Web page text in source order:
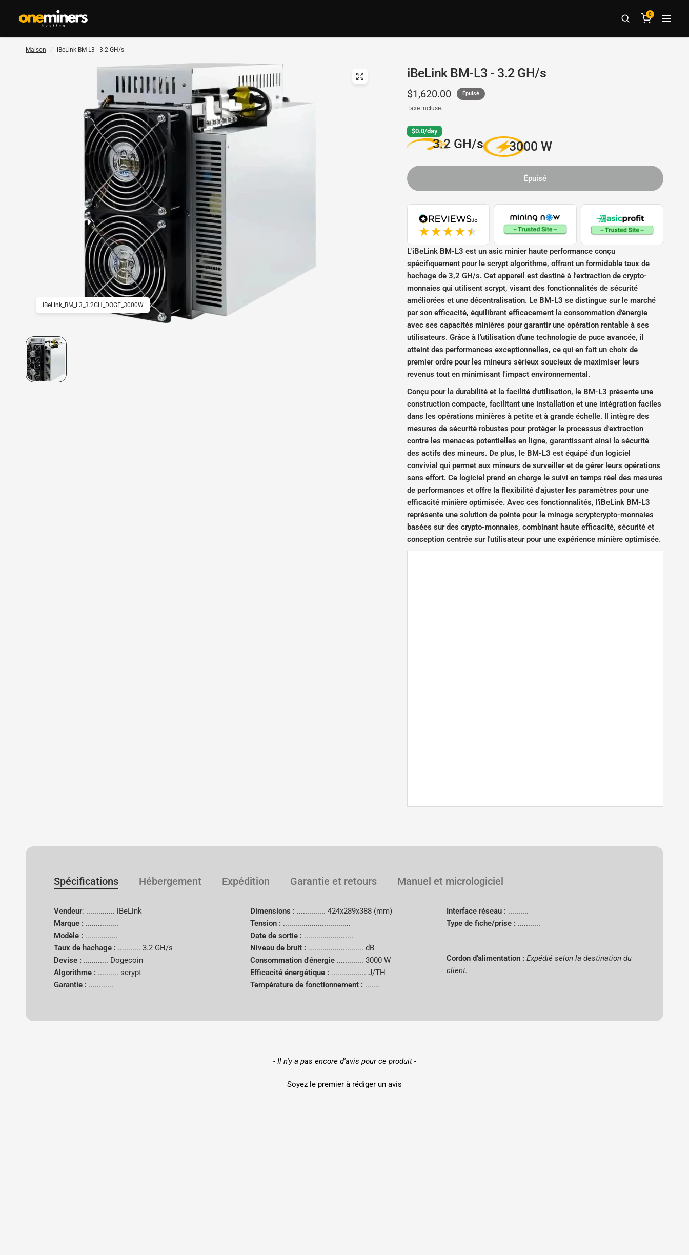
0
Maison / iBeLink BM-L3 - 3.2 GH/s
iBeLink_BM_L3_3.2GH_DOGE_3000W
iBeLink BM-L3 - 3.2 GH/s
$1,620.00 Épuisé
Taxe incluse.
$0.0/day
3.2 GH/s 3000 W
Épuisé
L'iBeLink BM-L3 est un asic minier haute performance conçu
spécifiquement pour le scrypt algorithme, offrant un formidable taux de
hachage de 3,2 GH/s. Cet appareil est destiné à l'extraction de crypto-
monnaies qui utilisent scrypt, visant des fonctionnalités de sécurité
améliorées et une décentralisation. Le BM-L3 se distingue sur le marché
par son efficacité, équilibrant efficacement la consommation d'énergie
avec ses capacités minières pour garantir une opération rentable à ses
utilisateurs. Grâce à l'utilisation d'une technologie de puce avancée, il
atteint des performances exceptionnelles, ce qui en fait un choix de
premier ordre pour les mineurs sérieux soucieux de maximiser leurs
revenus tout en minimisant l'impact environnemental.
Conçu pour la durabilité et la facilité d'utilisation, le BM-L3 présente une
construction compacte, facilitant une installation et une intégration faciles
dans les opérations minières à petite et à grande échelle. Il intègre des
mesures de sécurité robustes pour protéger le processus d'extraction
contre les menaces potentielles en ligne, garantissant ainsi la sécurité
des actifs des mineurs. De plus, le BM-L3 est équipé d'un logiciel
convivial qui permet aux mineurs de surveiller et de gérer leurs opérations
sans effort. Ce logiciel prend en charge le suivi en temps réel des mesures
de performances et offre la flexibilité d'ajuster les paramètres pour une
efficacité minière optimisée. Avec ces fonctionnalités, l'iBeLink BM-L3
représente une solution de pointe pour le minage scryptcrypto-monnaies
basées sur des crypto-monnaies, combinant haute efficacité, sécurité et
conception centrée sur l'utilisateur pour une expérience minière optimisée.
Spécifications Hébergement Expédition Garantie et retours Manuel et micrologiciel
Vendeur: .............. iBeLink
Marque : ................
Modèle : ................
Taux de hachage : ...........3.2 GH/s
Devise : ............ Dogecoin
Algorithme : ..........scrypt
Garantie : ............
Dimensions : .............. 424x289x388 (mm)
Tension : .................................
Date de sortie : ........................
Niveau de bruit :
........................... dB
Consommation d'énergie ............. 3000 W
Efficacité énergétique : ................. J/TH
Température de fonctionnement : .......
Interface réseau : ..........
Type de fiche/prise : ...........
Cordon d'alimentation : Expédié selon la destination du
client.
- Il n'y a pas encore d'avis pour ce produit -
Soyez le premier à rédiger un avis